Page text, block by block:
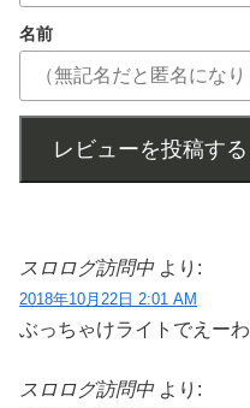
名前
レビューを投稿する
スロログ訪問中 より:
2018年10月22日 2:01 AM
ぶっちゃけライトでえーわ
スロログ訪問中 より: